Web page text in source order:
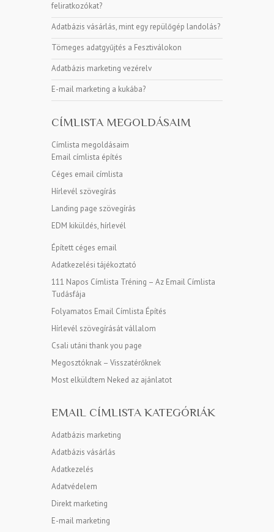
feliratkozókat?
Adatbázis vásárlás, mint egy repülőgép landolás?
Tömeges adatgyűjtés a Fesztiválokon
Adatbázis marketing vezérelv
E-mail marketing a kukába?
CÍMLISTA MEGOLDÁSAIM
Címlista megoldásaim
Email címlista építés
Céges email címlista
Hírlevél szövegírás
Landing page szövegírás
EDM kiküldés, hírlevél
Épített céges email
Adatkezelési tájékoztató
111 Napos Címlista Tréning – Az Email Címlista
Tudásfája
Folyamatos Email Címlista Építés
Hírlevél szövegírását vállalom
Csali utáni thank you page
Megosztóknak – Visszatérőknek
Most elküldtem Neked az ajánlatot
EMAIL CÍMLISTA KATEGÓRIÁK
Adatbázis marketing
Adatbázis vásárlás
Adatkezelés
Adatvédelem
Direkt marketing
E-mail marketing